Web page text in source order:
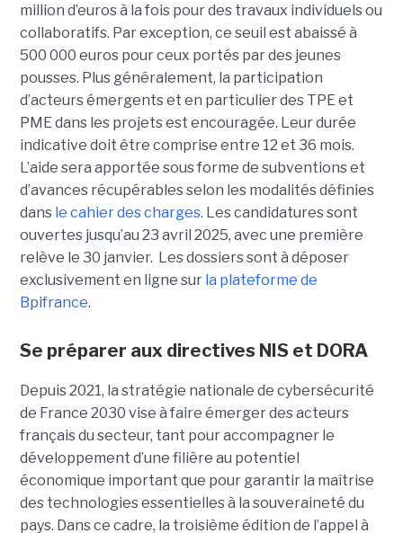
million d’euros à la fois pour des travaux individuels ou
collaboratifs. Par exception, ce seuil est abaissé à
500 000 euros pour ceux portés par des jeunes
pousses. Plus généralement, la participation
d’acteurs émergents et en particulier des TPE et
PME dans les projets est encouragée. Leur durée
indicative doit être comprise entre 12 et 36 mois.
L’aide sera apportée sous forme de subventions et
d’avances récupérables selon les modalités définies
dans le cahier des charges. Les candidatures sont
ouvertes jusqu’au 23 avril 2025, avec une première
relève le 30 janvier. Les dossiers sont à déposer
exclusivement en ligne sur la plateforme de
Bpifrance.
Se préparer aux directives NIS et DORA
Depuis 2021, la stratégie nationale de cybersécurité
de France 2030 vise à faire émerger des acteurs
français du secteur, tant pour accompagner le
développement d’une filière au potentiel
économique important que pour garantir la maîtrise
des technologies essentielles à la souveraineté du
pays. Dans ce cadre, la troisième édition de l’appel à